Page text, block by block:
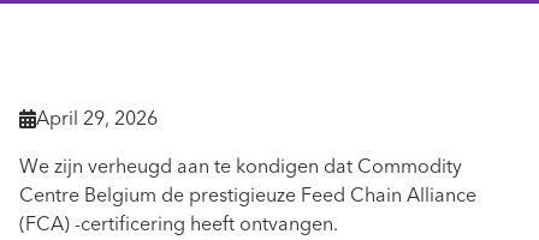
April 29, 2026
We zijn verheugd aan te kondigen dat Commodity
Centre Belgium de prestigieuze Feed Chain Alliance
(FCA) -certificering heeft ontvangen.